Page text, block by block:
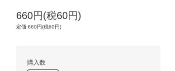
660円(税60円)
定価 660円(税60円)
購入数